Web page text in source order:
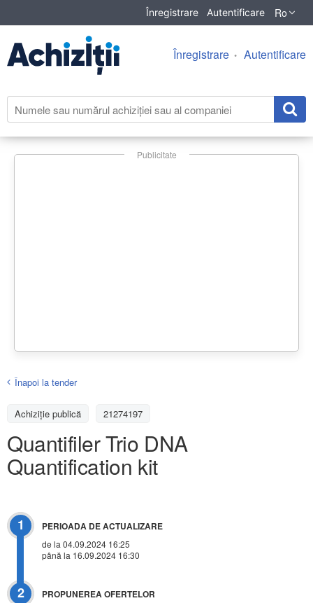
Înregistrare Autentificare Ro
Înregistrare Autentificare
Publicitate
Înapoi la tender
Achiziţie publică 21274197
Quantifiler Trio DNA
Quantification kit
1 PERIOADA DE ACTUALIZARE
de la 04.09.2024 16:25
până la 16.09.2024 16:30
2 PROPUNEREA OFERTELOR